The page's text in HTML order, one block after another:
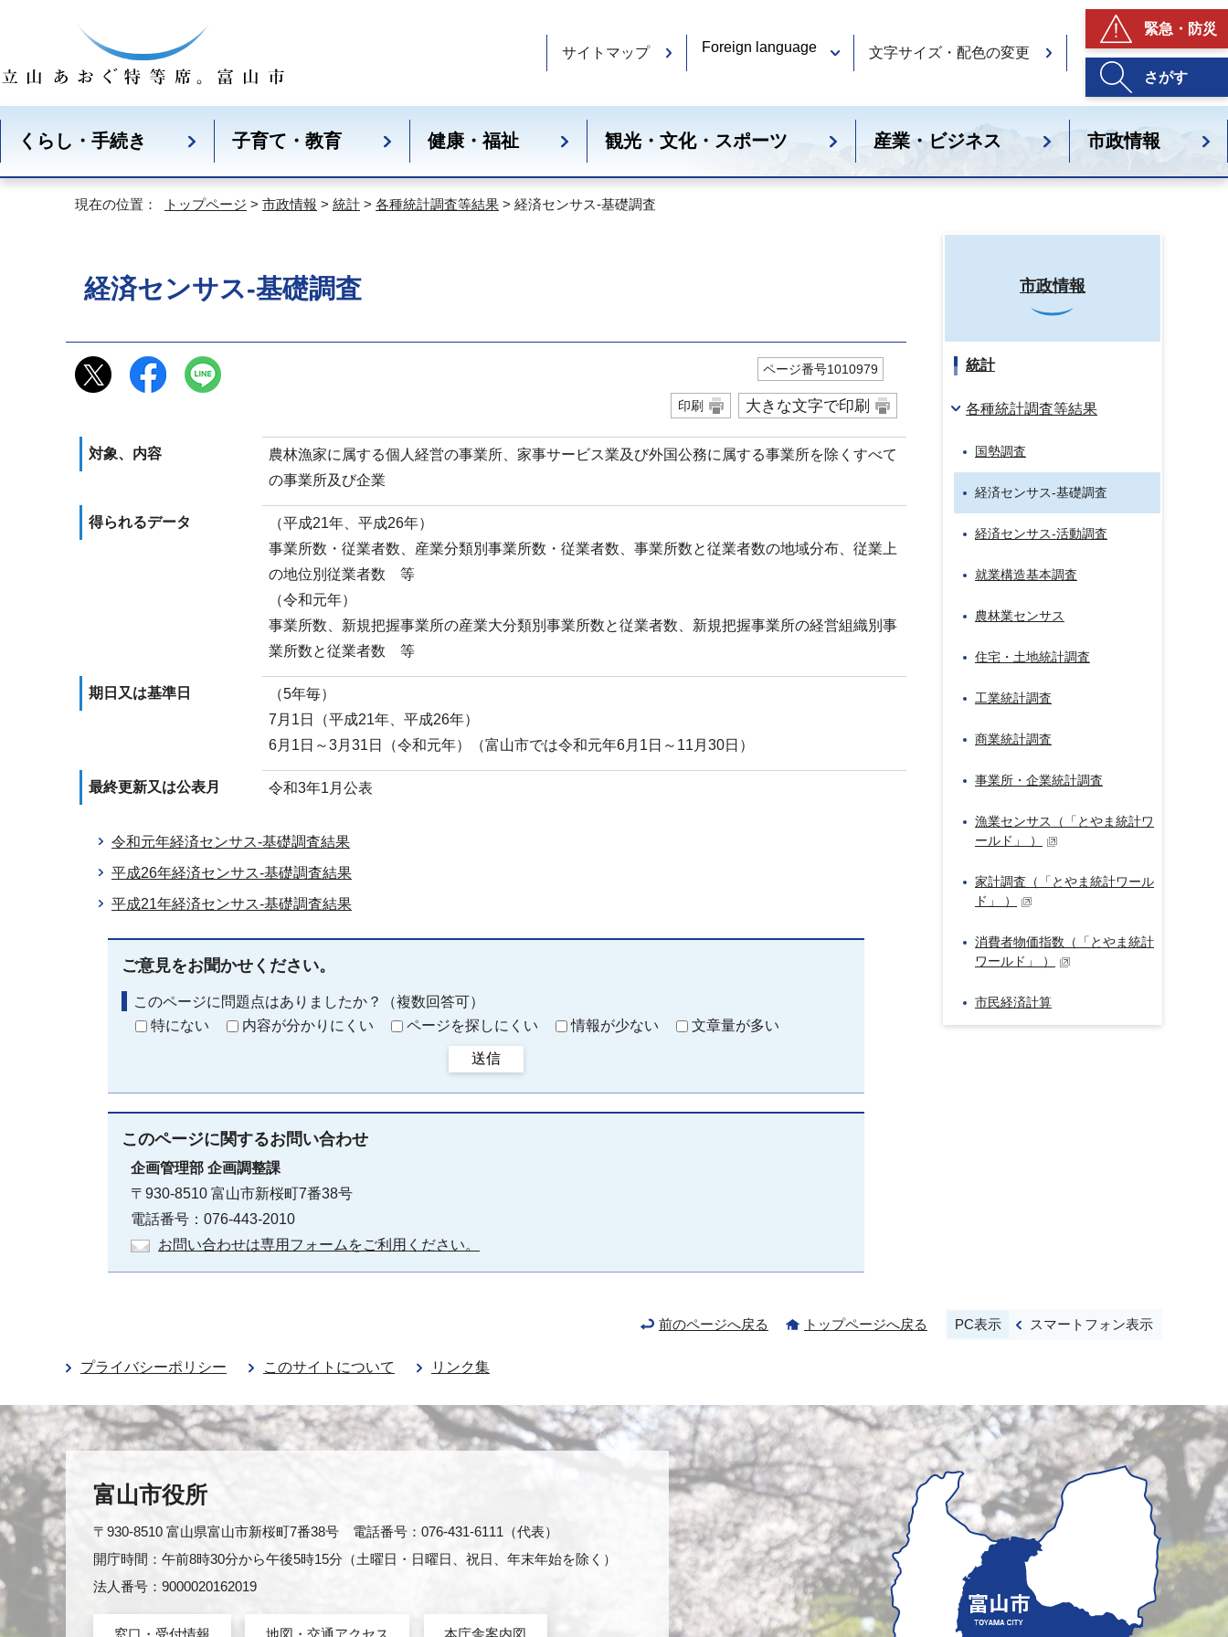
サイトマップ Foreign language 文字サイズ・配色の変更
緊急・防災
さがす
くらし・手続き 子育て・教育 健康・福祉 観光・文化・スポーツ 産業・ビジネス 市政情報
現在の位置： トップページ > 市政情報 > 統計 > 各種統計調査等結果 > 経済センサス‐基礎調査
経済センサス‐基礎調査
ページ番号1010979
印刷 大きな文字で印刷
対象、内容
農林漁家に属する個人経営の事業所、家事サービス業及び外国公務に属する事業所を除くすべて
の事業所及び企業
得られるデータ
（平成21年、平成26年）
事業所数・従業者数、産業分類別事業所数・従業者数、事業所数と従業者数の地域分布、従業上
の地位別従業者数 等
（令和元年）
事業所数、新規把握事業所の産業大分類別事業所数と従業者数、新規把握事業所の経営組織別事
業所数と従業者数 等
期日又は基準日
（5年毎）
7月1日（平成21年、平成26年）
6月1日～3月31日（令和元年）（富山市では令和元年6月1日～11月30日）
最終更新又は公表月 令和3年1月公表
令和元年経済センサス-基礎調査結果
平成26年経済センサス-基礎調査結果
平成21年経済センサス-基礎調査結果
ご意見をお聞かせください。
このページに問題点はありましたか？（複数回答可）
特にない
内容が分かりにくい ページを探しにくい 情報が少ない 文章量が多い
送信
このページに関するお問い合わせ
企画管理部 企画調整課
〒930-8510 富山市新桜町7番38号
電話番号：076-443-2010
お問い合わせは専用フォームをご利用ください。
市政情報
統計
各種統計調査等結果
国勢調査
経済センサス‐基礎調査
経済センサス‐活動調査
就業構造基本調査
農林業センサス
住宅・土地統計調査
工業統計調査
商業統計調査
事業所・企業統計調査
漁業センサス（「とやま統計ワ
ールド」 ）
家計調査（「とやま統計ワール
ド」 ）
消費者物価指数（「とやま統計
ワールド」 ）
市民経済計算
前のページへ戻る トップページへ戻る PC表示 スマートフォン表示
プライバシーポリシー このサイトについて リンク集
富山市役所
〒930-8510 富山県富山市新桜町7番38号 電話番号：076-431-6111（代表）
開庁時間：午前8時30分から午後5時15分（土曜日・日曜日、祝日、年末年始を除く）
法人番号：9000020162019